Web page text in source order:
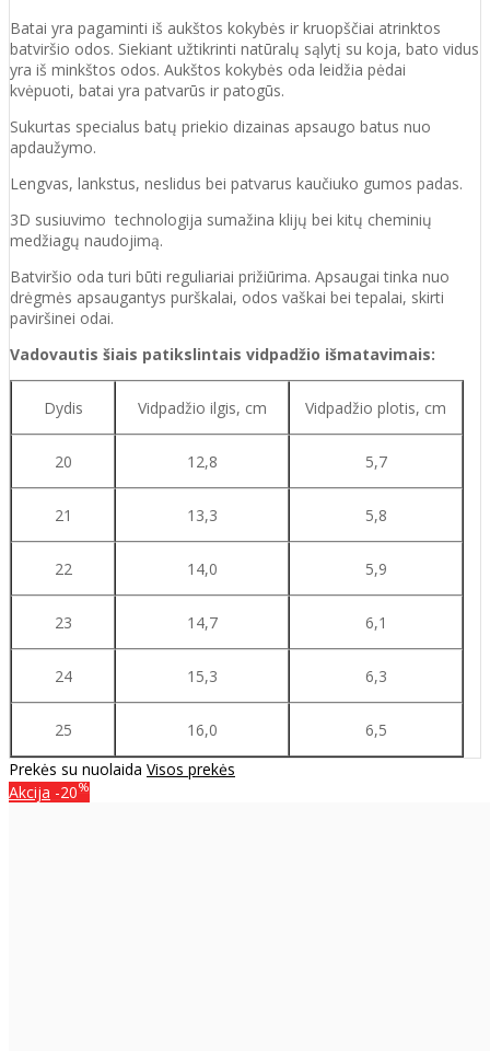
Batai yra pagaminti iš aukštos kokybės ir kruopščiai atrinktos
batviršio odos. Siekiant užtikrinti natūralų sąlytį su koja, bato vidus
yra iš minkštos odos. Aukštos kokybės oda leidžia pėdai
kvėpuoti, batai yra patvarūs ir patogūs.
Sukurtas specialus batų priekio dizainas apsaugo batus nuo
apdaužymo.
Lengvas, lankstus, neslidus bei patvarus kaučiuko gumos padas.
3D susiuvimo technologija sumažina klijų bei kitų cheminių
medžiagų naudojimą.
Batviršio oda turi būti reguliariai prižiūrima. Apsaugai tinka nuo
drėgmės apsaugantys purškalai, odos vaškai bei tepalai, skirti
paviršinei odai.
Vadovautis šiais patikslintais vidpadžio išmatavimais:
Dydis Vidpadžio ilgis, cm Vidpadžio plotis, cm
20 12,8 5,7
21 13,3 5,8
22 14,0 5,9
23 14,7 6,1
24 15,3 6,3
25 16,0
6,5
Prekės su nuolaida Visos prekės
Akcija -20%